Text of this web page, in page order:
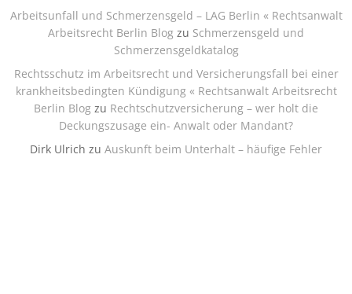
Arbeitsunfall und Schmerzensgeld – LAG Berlin « Rechtsanwalt
Arbeitsrecht Berlin Blog zu Schmerzensgeld und
Schmerzensgeldkatalog
Rechtsschutz im Arbeitsrecht und Versicherungsfall bei einer
krankheitsbedingten Kündigung « Rechtsanwalt Arbeitsrecht
Berlin Blog zu Rechtschutzversicherung – wer holt die
Deckungszusage ein- Anwalt oder Mandant?
Dirk Ulrich zu Auskunft beim Unterhalt – häufige Fehler